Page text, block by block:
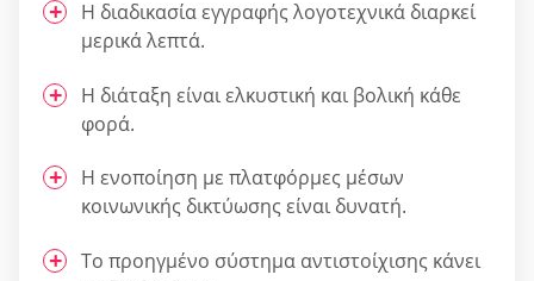
Η διαδικασία εγγραφής λογοτεχνικά διαρκεί
μερικά λεπτά.
Η διάταξη είναι ελκυστική και βολική κάθε
φορά.
Η ενοποίηση με πλατφόρμες μέσων
κοινωνικής δικτύωσης είναι δυνατή.
Το προηγμένο σύστημα αντιστοίχισης κάνει